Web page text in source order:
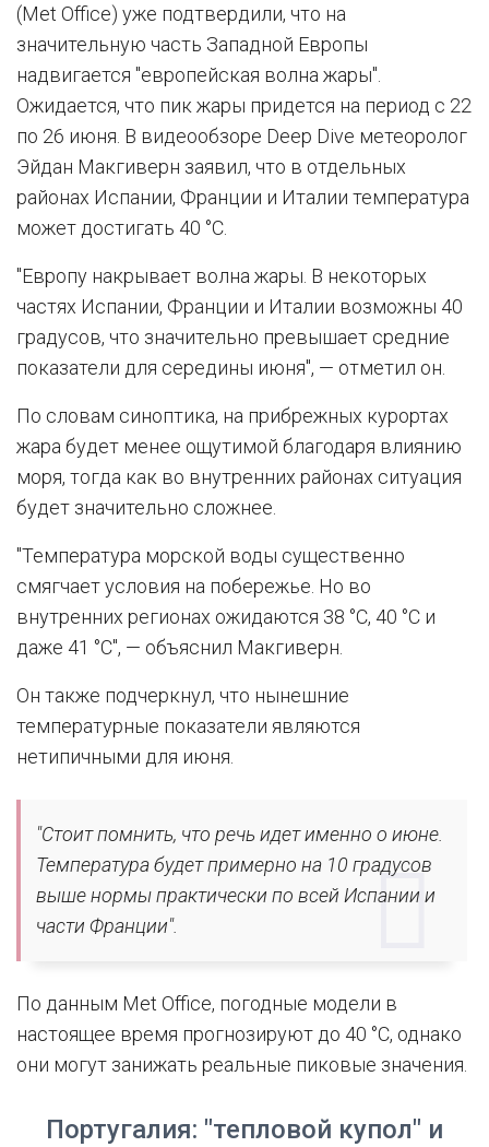
(Met Office) уже подтвердили, что на
значительную часть Западной Европы
надвигается "европейская волна жары".
Ожидается, что пик жары придется на период с 22
по 26 июня. В видеообзоре Deep Dive метеоролог
Эйдан Макгиверн заявил, что в отдельных
районах Испании, Франции и Италии температура
может достигать 40 °C.
"Европу накрывает волна жары. В некоторых
частях Испании, Франции и Италии возможны 40
градусов, что значительно превышает средние
показатели для середины июня", — отметил он.
По словам синоптика, на прибрежных курортах
жара будет менее ощутимой благодаря влиянию
моря, тогда как во внутренних районах ситуация
будет значительно сложнее.
"Температура морской воды существенно
смягчает условия на побережье. Но во
внутренних регионах ожидаются 38 °C, 40 °C и
даже 41 °C", — объяснил Макгиверн.
Он также подчеркнул, что нынешние
температурные показатели являются
нетипичными для июня.
"Стоит помнить, что речь идет именно о июне.
Температура будет примерно на 10 градусов
выше нормы практически по всей Испании и
части Франции".
По данным Met Office, погодные модели в
настоящее время прогнозируют до 40 °C, однако
они могут занижать реальные пиковые значения.
Португалия: "тепловой купол" и